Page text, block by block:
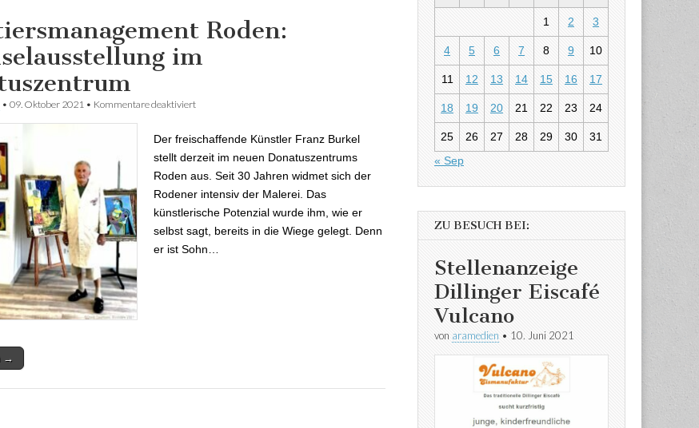
Roden:
im
• 09. Oktober 2021 • Kommentare deaktiviert
Der freischaffende Künstler Franz Burkel
stellt derzeit im neuen Donatuszentrums
Roden aus. Seit 30 Jahren widmet sich der
Rodener intensiv der Malerei. Das
künstlerische Potenzial wurde ihm, wie er
selbst sagt, bereits in die Wiege gelegt. Denn
er ist Sohn…
→
1 2 3
4 5 6 7 8 9 10
11 12 13 14 15 16 17
18 19 20 21 22 23 24
25 26 27 28 29 30
31
« Sep
ZU BESUCH BEI:
Stellenanzeige
Dillinger Eiscafé
Vulcano
von aramedien • 10. Juni 2021